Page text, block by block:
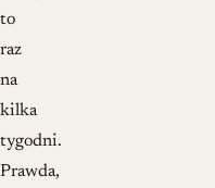
to
raz
na
kilka
tygodni.
Prawda,